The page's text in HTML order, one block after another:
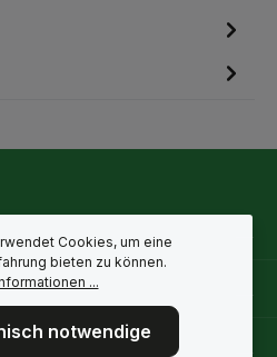
Cookies, um eine
bieten zu können.
...
notwendige